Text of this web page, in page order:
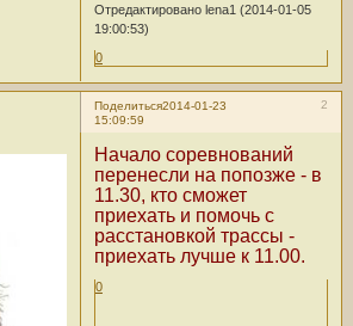
Отредактировано lena1 (2014-01-05
19:00:53)
0
Поделиться 2
2014-01-23
15:09:59
Начало соревнований
перенесли на попозже - в
11.30, кто сможет
приехать и помочь с
расстановкой трассы -
приехать лучше к 11.00.
0